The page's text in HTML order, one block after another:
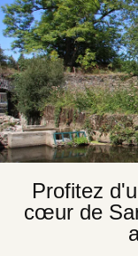
Profitez
cœur de